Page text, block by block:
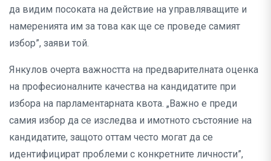
да видим посоката на действие на управляващите и
намеренията им за това как ще се проведе самият
избор”, заяви той.
Янкулов очерта важността на предварителната оценка
на професионалните качества на кандидатите при
избора на парламентарната квота. „Важно е преди
самия избор да се изследва и имотното състояние на
кандидатите, защото оттам често могат да се
идентифицират проблеми с конкретните личности”,